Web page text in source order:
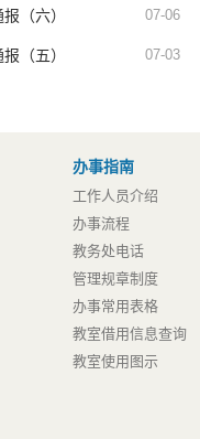
（六） 07-06
（五） 07-03
办事指南
工作人员介绍
办事流程
教务处电话
管理规章制度
办事常用表格
教室借用信息查询
教室使用图示